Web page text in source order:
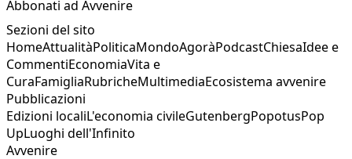
Abbonati ad Avvenire
Sezioni del sito
HomeAttualitàPoliticaMondoAgoràPodcastChiesaIdee e
CommentiEconomiaVita e
CuraFamigliaRubricheMultimediaEcosistema avvenire
Pubblicazioni
Edizioni localiL'economia civileGutenbergPopotusPop
UpLuoghi dell'Infinito
Avvenire